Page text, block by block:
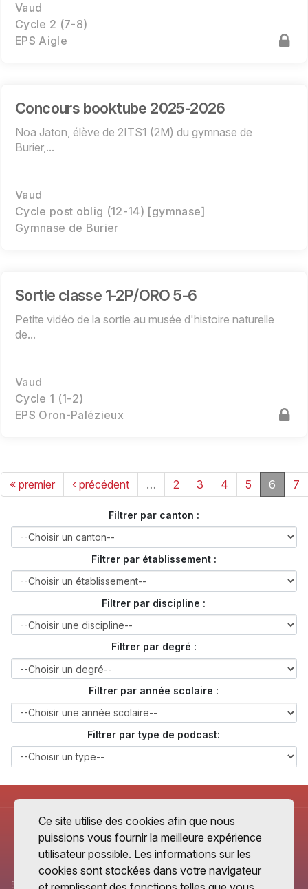
Vaud
Cycle 2 (7-8)
EPS Aigle
Concours booktube 2025-2026
Noa Jaton, élève de 2ITS1 (2M) du gymnase de
Burier,...
Vaud
Cycle post oblig (12-14) [gymnase]
Gymnase de Burier
Sortie classe 1-2P/ORO 5-6
Petite vidéo de la sortie au musée d'histoire naturelle
de...
Vaud
Cycle 1 (1-2)
EPS Oron-Palézieux
« premier ‹ précédent … 2 3 4 5 6 7
Filtrer par canton :
Filtrer par établissement :
Filtrer par discipline :
Filtrer par degré :
Filtrer par année scolaire :
Filtrer par type de podcast:
Ce site utilise des cookies afin que nous
puissions vous fournir la meilleure expérience
utilisateur possible. Les informations sur les
cookies sont stockées dans votre navigateur